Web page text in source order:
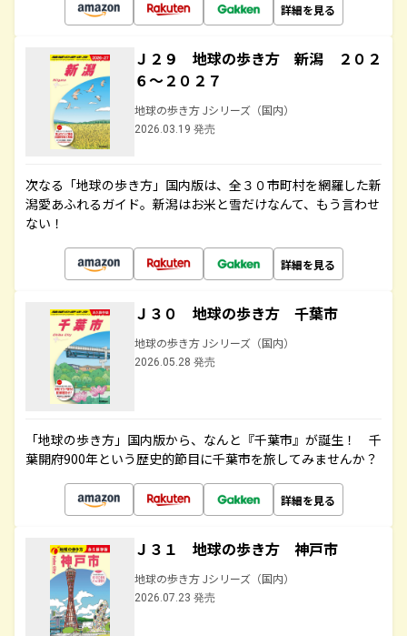
詳細を見る
Ｊ２９ 地球の歩き方 新潟 ２０２
６～２０２７
地球の歩き方 Jシリーズ（国内）
2026.03.19 発売
次なる「地球の歩き方」国内版は、全３０市町村を網羅した新
潟愛あふれるガイド。新潟はお米と雪だけなんて、もう言わせ
ない！
詳細を見る
Ｊ３０ 地球の歩き方 千葉市
地球の歩き方 Jシリーズ（国内）
2026.05.28 発売
「地球の歩き方」国内版から、なんと『千葉市』が誕生！ 千
葉開府900年という歴史的節目に千葉市を旅してみませんか？
詳細を見る
Ｊ３１ 地球の歩き方 神戸市
地球の歩き方 Jシリーズ（国内）
2026.07.23 発売